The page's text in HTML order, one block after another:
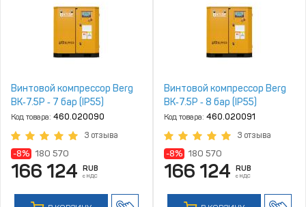
Винтовой компрессор Berg
ВК‑7.5Р ‑ 7 бар (IP55)
Код товара: 460.020090
3 отзыва
-8% 180 570
166 124 RUB
с НДС
Винтовой компрессор Berg
ВК‑7.5Р ‑ 8 бар (IP55)
Код товара: 460.020091
3 отзыва
-8% 180 570
166 124 RUB
с НДС